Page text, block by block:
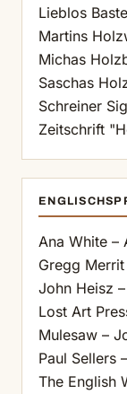
Lieblos
Martins
Michas
Saschas
Schreiner
Zeitschrift
Ana White –
Gregg Merrit
John Heisz
Lost Art
Mulesaw –
Paul Sellers
The English